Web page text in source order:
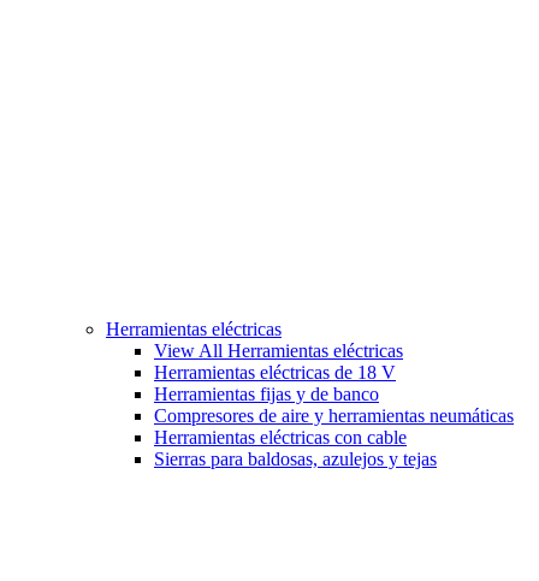
Herramientas eléctricas
View All Herramientas eléctricas
Herramientas eléctricas de 18 V
Herramientas fijas y de banco
Compresores de aire y herramientas neumáticas
Herramientas eléctricas con cable
Sierras para baldosas, azulejos y tejas